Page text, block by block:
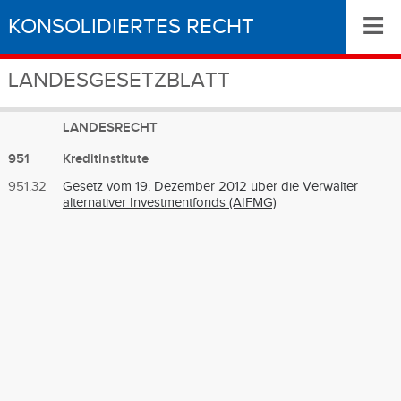
KONSOLIDIERTES RECHT
LANDESGESETZBLATT
≡
LANDESRECHT
951
Kreditinstitute
951.32
Gesetz vom 19. Dezember 2012 über die Verwalter
alternativer Investmentfonds (AIFMG)